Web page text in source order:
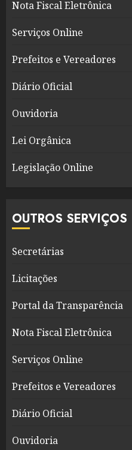
Nota Fiscal Eletrônica
Serviços Online
Prefeitos e Vereadores
Diário Oficial
Ouvidoria
Lei Orgânica
Legislação Online
OUTROS SERVIÇOS
Secretárias
Licitações
Portal da Transparência
Nota Fiscal Eletrônica
Serviços Online
Prefeitos e Vereadores
Diário Oficial
Ouvidoria